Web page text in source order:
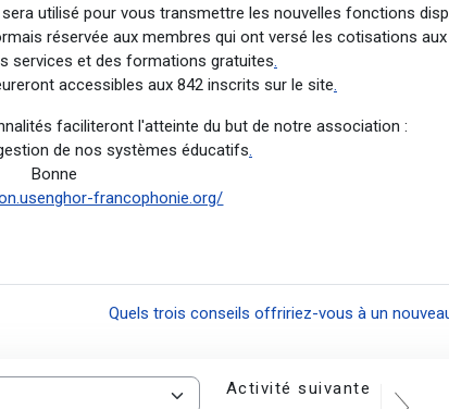
utilisé pour vous transmettre les nouvelles fonctions
réservée aux membres qui ont versé les cotisations
services et des formations gratuites
accessibles aux 842 inscrits sur le site
faciliteront l'atteinte du but de notre association :
de nos systèmes éducatifs
Bonne
francophonie.org/
Quels trois conseils offririez-vous à un
Activité suivante